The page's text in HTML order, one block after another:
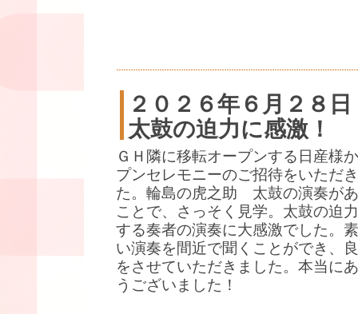
２０２６年６月２８日
太鼓の迫力に感激！
ＧＨ隣に移転オープンする日産様
プンセレモニーのご招待をいただ
た。輪島の虎之助 太鼓の演奏が
ことで、さっそく見学。太鼓の迫
する奏者の演奏に大感激でした。
い演奏を間近で聞くことができ、
をさせていただきました。本当に
うございました！